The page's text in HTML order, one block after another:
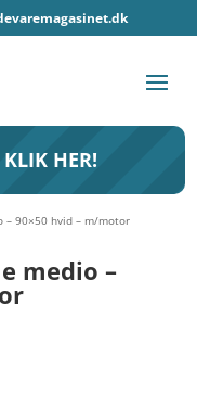
HER!
90×50 hvid – m/motor
medio –